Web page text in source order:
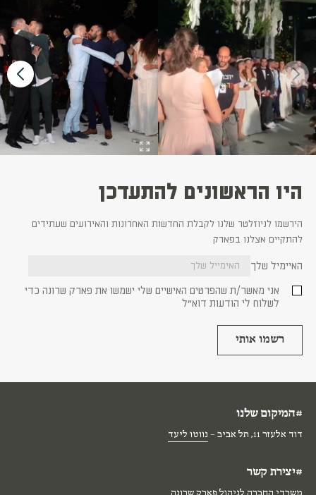
היו הראשונים להתעדכן
הירשמו לניוזלטר שלנו לקבלת החדשות האחרונות והאירועים שעתידים
להתקיים אצלנו בפארק
האיימיל שלך
אני מאשר/ת שהפרטים האישיים שלי ישמשו את פארק שרונה כדי
לשלוח לי הודעות דוא"ל
#המיקום שלנו
דוד אלעזר 11, תל אביב – נווטו ליעד
#יצירת קשר